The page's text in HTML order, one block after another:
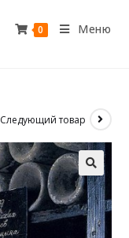
0 Меню
Следующий товар